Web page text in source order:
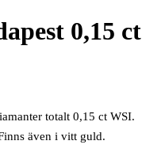
0,15 ct
totalt 0,15 ct WSI.
även i vitt guld.